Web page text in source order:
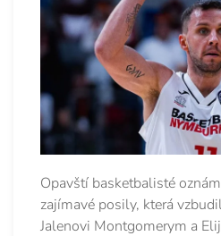
Opavští basketbalisté
zajímavé posily, která
Jalenovi Montgomerym a